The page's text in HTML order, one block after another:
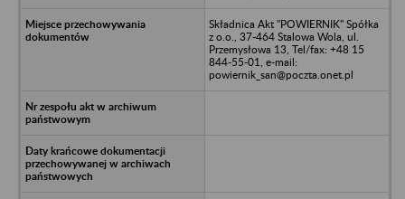
Składnica Akt "POWIERNIK" Spółka
z o.o., 37-464 Stalowa Wola, ul.
Przemysłowa 13, Tel/fax: +48 15
844-55-01, e-mail:
powiernik_san@poczta.onet.pl